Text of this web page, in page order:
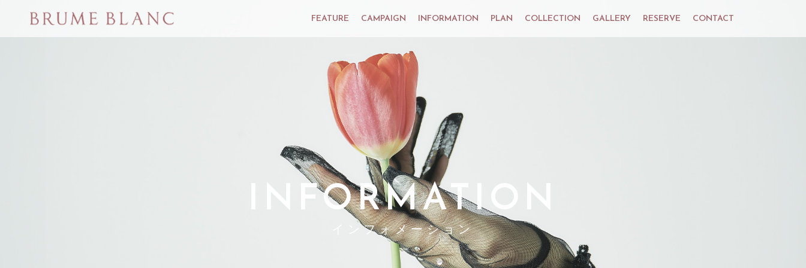
FEATURE CAMPAIGN INFORMATION PLAN COLLECTION GALLERY RESERVE CONTACT
INFORMATION
インフォメーション